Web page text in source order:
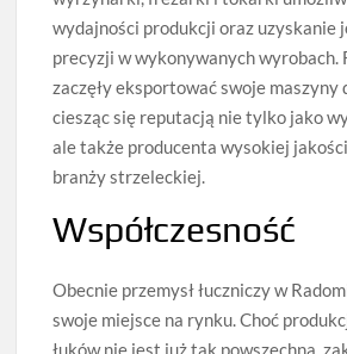
wydajności produkcji oraz uzyskanie
precyzji w wykonywanych wyrobach.
zaczęły eksportować swoje maszyny
ciesząc się reputacją nie tylko jako
ale także producenta wysokiej
branży strzeleckiej.
Współczesność
Obecnie przemysł łuczniczy w
swoje miejsce na rynku. Choć